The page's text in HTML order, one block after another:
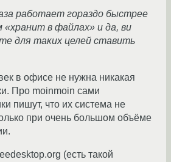
работает гораздо быстрее
«хранит в файлах» и да, ви
для таких целей ставить
в офисе не нужна никакая
Про moinmoin сами
пишут, что их система не
при очень большом объёме
(есть такой